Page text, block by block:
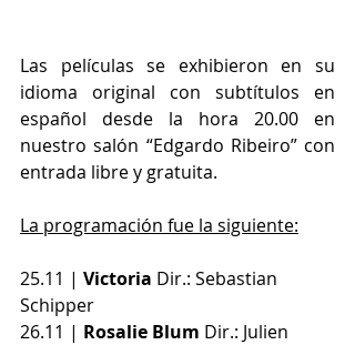
Las películas se exhibieron en su
idioma original con subtítulos en
español desde la hora 20.00 en
nuestro salón “Edgardo Ribeiro” con
entrada libre y gratuita.
La programación fue la siguiente:
25.11 | Victoria Dir.: Sebastian
Schipper
26.11 | Rosalie Blum Dir.: Julien